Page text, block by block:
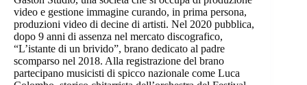
video e gestione immagine curando, in prima persona,
produzioni video di decine di artisti. Nel 2020 pubblica,
dopo 9 anni di assenza nel mercato discografico,
“L’istante di un brivido”, brano dedicato al padre
scomparso nel 2018. Alla registrazione del brano
partecipano musicisti di spicco nazionale come Luca